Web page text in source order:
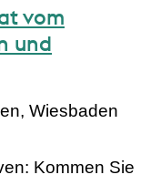
vom
und
Wiesbaden
Kommen Sie